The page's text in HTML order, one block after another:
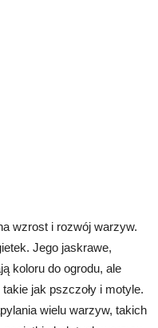
wzrost i rozwój warzyw.
Jego jaskrawe,
koloru do ogrodu, ale
jak pszczoły i motyle.
wielu warzyw, takich